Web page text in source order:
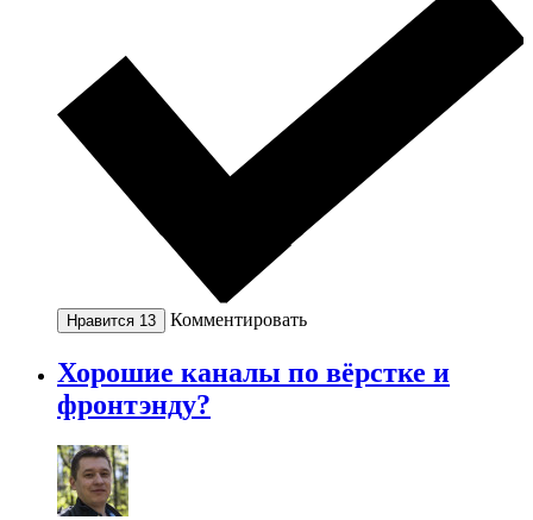
Нравится 13 Комментировать
Хорошие каналы по вёрстке и
фронтэнду?